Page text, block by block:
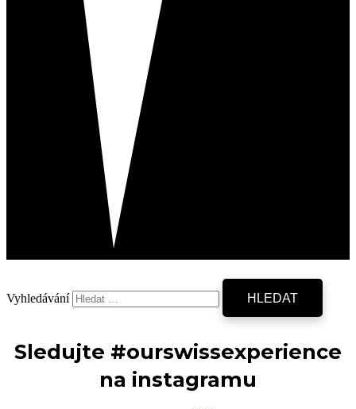
Vyhledávání
Sledujte #ourswissexperience
na instagramu